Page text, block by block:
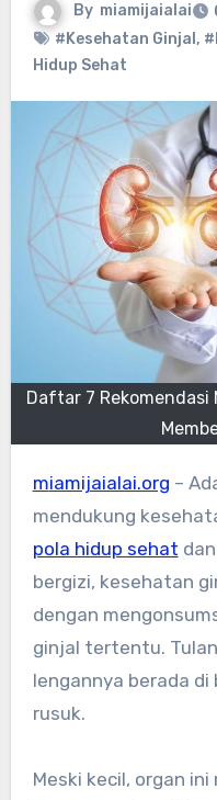
By miamijaialai
#Kesehatan Ginjal ,
Hidup Sehat
Daftar 7 Rekomendasi
miamijaialai.org –
mendukung
pola hidup sehat
bergizi, kesehatan
dengan
ginjal tertentu.
lengannya berada
rusuk.
Meski kecil, organ